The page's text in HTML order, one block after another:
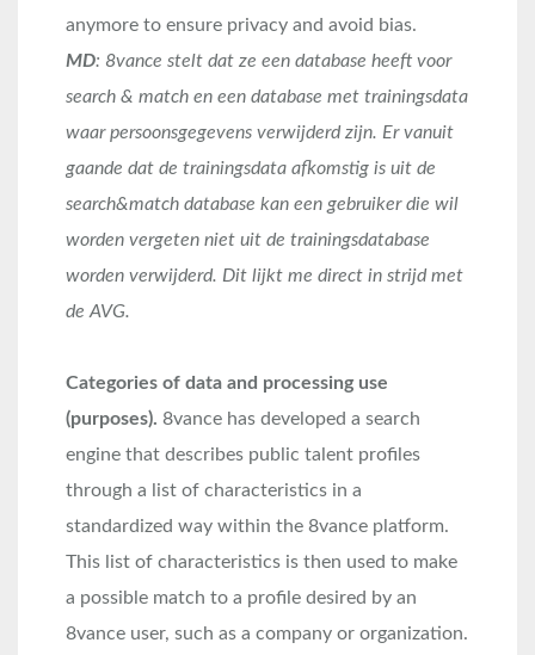
anymore to ensure privacy and avoid bias.
MD: 8vance stelt dat ze een database heeft voor
search & match en een database met trainingsdata
waar persoonsgegevens verwijderd zijn. Er vanuit
gaande dat de trainingsdata afkomstig is uit de
search&match database kan een gebruiker die wil
worden vergeten niet uit de trainingsdatabase
worden verwijderd. Dit lijkt me direct in strijd met
de AVG.
Categories of data and processing use
(purposes). 8vance has developed a search
engine that describes public talent profiles
through a list of characteristics in a
standardized way within the 8vance platform.
This list of characteristics is then used to make
a possible match to a profile desired by an
8vance user, such as a company or organization.